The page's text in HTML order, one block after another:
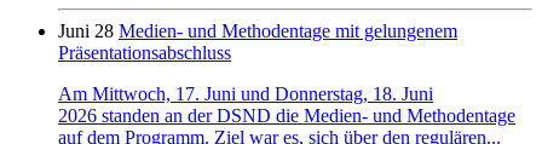
Juni 28 Medien- und Methodentage mit gelungenem
Präsentationsabschluss
Am Mittwoch, 17. Juni und Donnerstag, 18. Juni
2026 standen an der DSND die Medien- und Methodentage
auf dem Programm. Ziel war es, sich über den regulären...